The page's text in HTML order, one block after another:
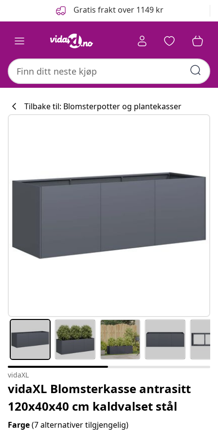
Gratis frakt over 1149 kr
Tilbake til: Blomsterpotter og plantekasser
vidaXL
vidaXL Blomsterkasse antrasitt
120x40x40 cm kaldvalset stål
Farge(7 alternativer tilgjengelig)